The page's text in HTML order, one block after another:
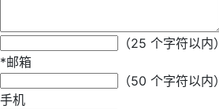
（25 个字符以内）
*邮箱
（50 个字符以内）
手机